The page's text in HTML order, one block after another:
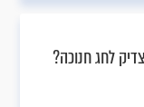
לחג חנוכה?